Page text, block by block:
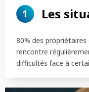
1 Les
80% des
rencontre
difficultés face à